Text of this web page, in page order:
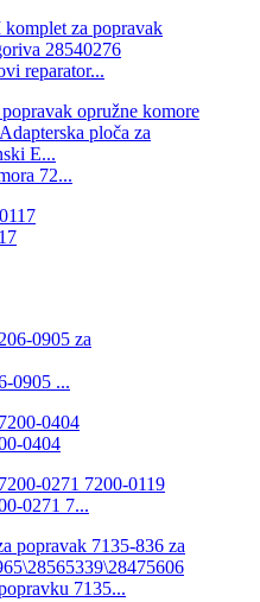
reparator...
72...
0905 ...
0404
0271 7...
7135...